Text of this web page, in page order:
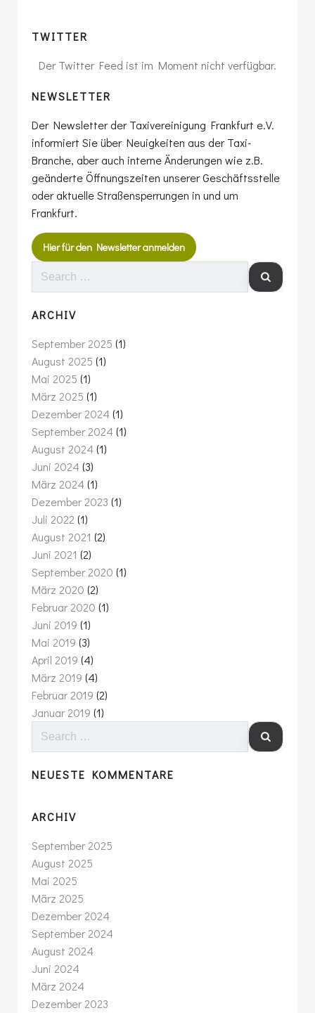
TWITTER
Der Twitter Feed ist im Moment nicht verfügbar.
NEWSLETTER
Der Newsletter der Taxivereinigung Frankfurt e.V.
informiert Sie über Neuigkeiten aus der Taxi-
Branche, aber auch interne Änderungen wie z.B.
geänderte Öffnungszeiten unserer Geschäftsstelle
oder aktuelle Straßensperrungen in und um
Frankfurt.
Hier für den Newsletter anmelden
FOR:
ARCHIV
September 2025 (1)
August 2025 (1)
Mai 2025 (1)
März 2025 (1)
Dezember 2024 (1)
September 2024 (1)
August 2024 (1)
Juni 2024 (3)
März 2024 (1)
Dezember 2023 (1)
Juli 2022 (1)
August 2021 (2)
Juni 2021 (2)
September 2020 (1)
März 2020 (2)
Februar 2020 (1)
Juni 2019 (1)
Mai 2019 (3)
April 2019 (4)
März 2019 (4)
Februar 2019 (2)
Januar 2019 (1)
FOR:
NEUESTE KOMMENTARE
ARCHIV
September 2025
August 2025
Mai 2025
März 2025
Dezember 2024
September 2024
August 2024
Juni 2024
März 2024
Dezember 2023